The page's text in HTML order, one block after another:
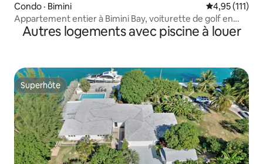
Condo · Bimini Note
4,95 (111)
Appartement entier à Bimini Bay, voiturette de golf en
option.
Autres logements avec piscine à louer
Superhôte
Superhôte